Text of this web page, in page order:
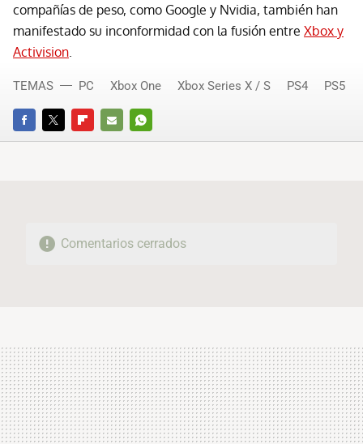
compañías de peso, como Google y Nvidia, también han
manifestado su inconformidad con la fusión entre Xbox y
Activision
FACEBOOKTWITTERFLIPBOARD
E-
WHATSAPP
TEMAS PC Xbox One Xbox Series X / S PS4 PS5
Comentarios cerrados